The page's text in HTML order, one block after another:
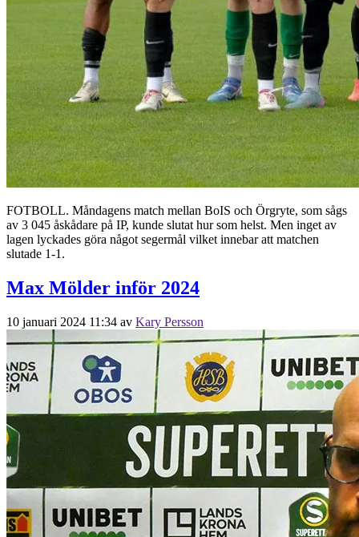
FOTBOLL. Måndagens match mellan BoIS och Örgryte, som sågs
av 3 045 åskådare på IP, kunde slutat hur som helst. Men inget av
lagen lyckades göra något segermål vilket innebar att matchen
slutade 1-1.
Max Mölder inför 2024
10 januari 2024 11:34 av Kary Persson